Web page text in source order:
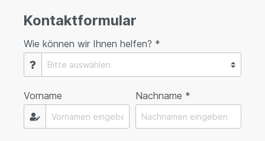
Kontaktformular
Wie können wir Ihnen helfen? *
Vorname Nachname *